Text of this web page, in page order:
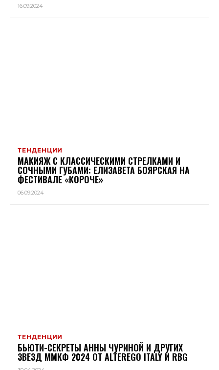
16.09.2024
ТЕНДЕНЦИИ
МАКИЯЖ С КЛАССИЧЕСКИМИ СТРЕЛКАМИ И
СОЧНЫМИ ГУБАМИ: ЕЛИЗАВЕТА БОЯРСКАЯ НА
ФЕСТИВАЛЕ «КОРОЧЕ»
06.09.2024
ТЕНДЕНЦИИ
БЬЮТИ-СЕКРЕТЫ АННЫ ЧУРИНОЙ И ДРУГИХ
ЗВЕЗД ММКФ 2024 ОТ ALTEREGO ITALY И RBG